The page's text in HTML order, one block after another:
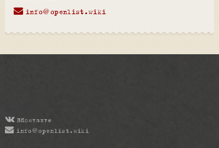
info@openlist.wiki
ВКонтакте
info@openlist.wiki